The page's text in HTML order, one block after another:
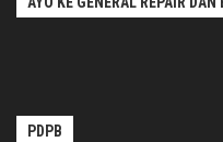
PDPB